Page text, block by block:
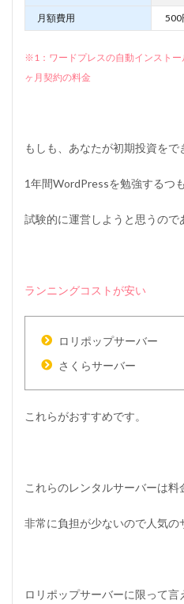
月額費用 500
※1：ワードプレスの自動インスト
ヶ月契約の料金
もしも、あなたが初期投資をで
1年間WordPressを勉強するつ
試験的に運営しようと思うので
ランニングコストが安い
ロリポップサーバー
さくらサーバー
これらがおすすめです。
これらのレンタルサーバーは料
非常に負担が少ないので人気の
ロリポップサーバーに限って言